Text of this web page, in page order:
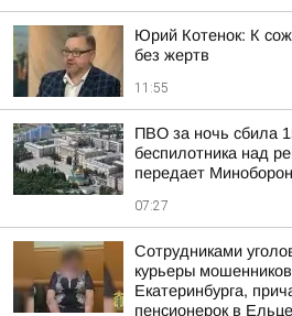
Юрий Котенок: К
без жертв
11:55
ПВО за ночь сбила
беспилотника над
передает
07:27
Сотрудниками
курьеры
Екатеринбурга,
пенсионерок в